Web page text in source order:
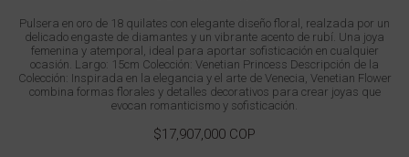
Pulsera en oro de 18 quilates con elegante diseño floral, realzada por un
delicado engaste de diamantes y un vibrante acento de rubí. Una joya
femenina y atemporal, ideal para aportar sofisticación en cualquier
ocasión. Largo: 15cm Colección: Venetian Princess Descripción de la
Colección: Inspirada en la elegancia y el arte de Venecia, Venetian Flower
combina formas florales y detalles decorativos para crear joyas que
evocan romanticismo y sofisticación.
$17,907,000 COP